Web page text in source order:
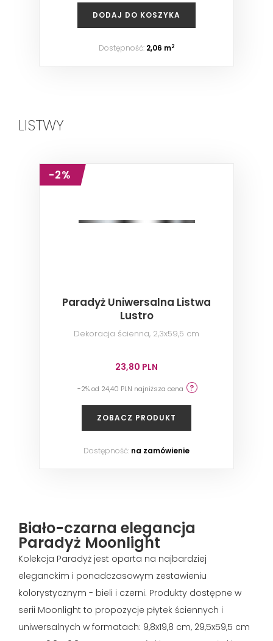
DODAJ DO KOSZYKA
Dostępność: 2,06 m2
LISTWY
-2%
Paradyż Uniwersalna Listwa
Lustro
Dekoracja ścienna, 2,3x59,5 cm
23,80 PLN
-2% od 24,40 PLN najniższa cena
ZOBACZ PRODUKT
Dostępność: na zamówienie
Biało-czarna elegancja
Paradyż Moonlight
Kolekcja Paradyż jest oparta na najbardziej
eleganckim i ponadczasowym zestawieniu
kolorystycznym - bieli i czerni. Produkty dostępne w
serii Moonlight to propozycje płytek ściennych i
uniwersalnych w formatach: 9,8x19,8 cm, 29,5x59,5 cm